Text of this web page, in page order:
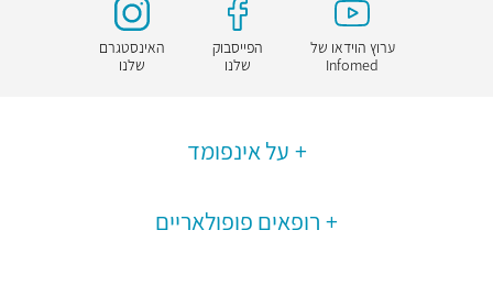
ערוץ הוידאו של
Infomed
הפייסבוק
שלנו
האינסטגרם
שלנו
על אינפומד
רופאים פופולאריים